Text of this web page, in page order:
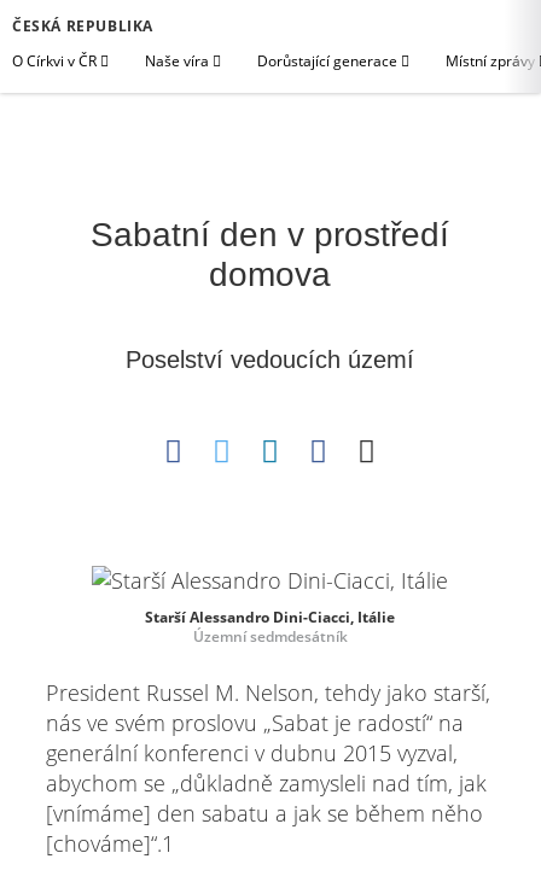
ČESKÁ REPUBLIKA
O Církvi v ČR
Naše víra Dorůstající generace Místní zprávy
Sabatní den v prostředí
domova
Poselství vedoucích území
Starší Alessandro Dini-Ciacci, Itálie
Územní sedmdesátník
President Russel M. Nelson, tehdy jako starší,
nás ve svém proslovu „Sabat je radostí“ na
generální konferenci v dubnu 2015 vyzval,
abychom se „důkladně zamysleli nad tím, jak
[vnímáme] den sabatu a jak se během něho
[chováme]“.1